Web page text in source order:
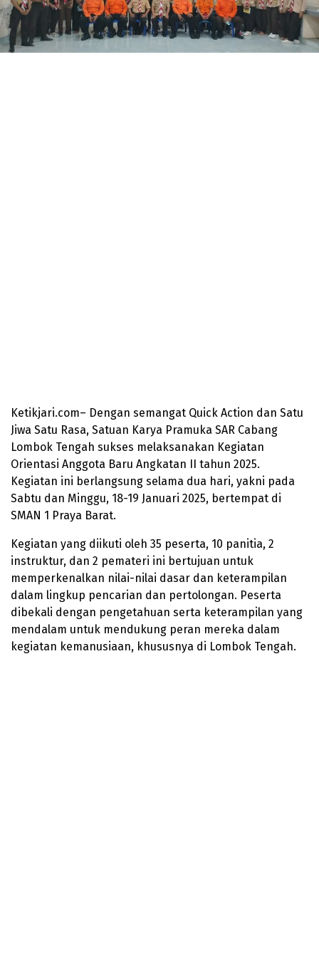
Ketikjari.com– Dengan semangat Quick Action dan Satu
Jiwa Satu Rasa, Satuan Karya Pramuka SAR Cabang
Lombok Tengah sukses melaksanakan Kegiatan
Orientasi Anggota Baru Angkatan II tahun 2025.
Kegiatan ini berlangsung selama dua hari, yakni pada
Sabtu dan Minggu, 18-19 Januari 2025, bertempat di
SMAN 1 Praya Barat.
Kegiatan yang diikuti oleh 35 peserta, 10 panitia, 2
instruktur, dan 2 pemateri ini bertujuan untuk
memperkenalkan nilai-nilai dasar dan keterampilan
dalam lingkup pencarian dan pertolongan. Peserta
dibekali dengan pengetahuan serta keterampilan yang
mendalam untuk mendukung peran mereka dalam
kegiatan kemanusiaan, khususnya di Lombok Tengah.